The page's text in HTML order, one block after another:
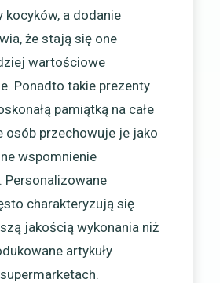
kocyków, a dodanie
że stają się one
wartościowe
Ponadto takie prezenty
pamiątką na całe
osób przechowuje je jako
wspomnienie
Personalizowane
charakteryzują się
jakością wykonania niż
artykuły